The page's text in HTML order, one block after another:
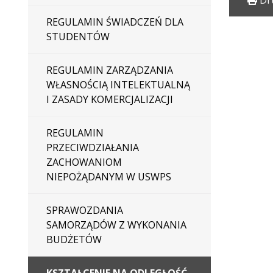
REGULAMIN ŚWIADCZEŃ DLA
STUDENTÓW
REGULAMIN ZARZĄDZANIA
WŁASNOŚCIĄ INTELEKTUALNĄ
I ZASADY KOMERCJALIZACJI
REGULAMIN
PRZECIWDZIAŁANIA
ZACHOWANIOM
NIEPOŻĄDANYM W USWPS
SPRAWOZDANIA
SAMORZĄDÓW Z WYKONANIA
BUDŻETÓW